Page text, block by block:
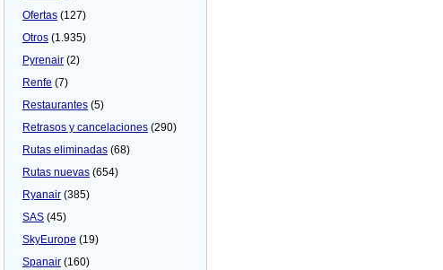
Ofertas (127)
Otros (1.935)
Pyrenair (2)
Renfe (7)
Restaurantes (5)
Retrasos y cancelaciones (290)
Rutas eliminadas (68)
Rutas nuevas (654)
Ryanair (385)
SAS (45)
SkyEurope (19)
Spanair (160)